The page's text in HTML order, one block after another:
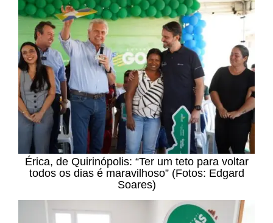
Érica, de Quirinópolis: “Ter um teto para voltar
todos os dias é maravilhoso” (Fotos: Edgard
Soares)